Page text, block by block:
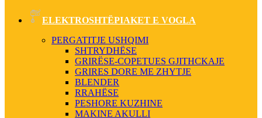
ELEKTROSHTËPIAKET E VOGLA
PERGATITJE USHQIMI
SHTRYDHËSE
GRIRËSE-COPETUES GJITHCKAJE
GRIRES DORE ME ZHYTJE
BLENDER
RRAHËSE
PESHORE KUZHINE
MAKINE AKULLI